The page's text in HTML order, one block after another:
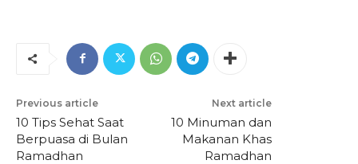
Previous article
10 Tips Sehat Saat
Berpuasa di Bulan
Ramadhan
Next article
10 Minuman dan
Makanan Khas
Ramadhan